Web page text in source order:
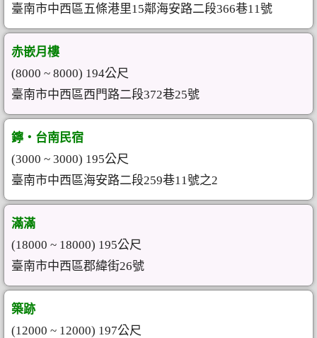
臺南市中西區五條港里15鄰海安路二段366巷11號
赤嵌月樓
(8000 ~ 8000) 194公尺
臺南市中西區西門路二段372巷25號
鑏‧台南民宿
(3000 ~ 3000) 195公尺
臺南市中西區海安路二段259巷11號之2
滿滿
(18000 ~ 18000) 195公尺
臺南市中西區郡緯街26號
築跡
(12000 ~ 12000) 197公尺